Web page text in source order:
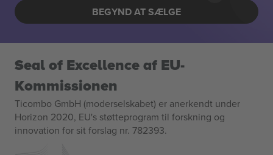
BEGYND AT SÆLGE
Seal of Excellence af EU-
Kommissionen
Ticombo GmbH (moderselskabet) er anerkendt under
Horizon 2020, EU's støtteprogram til forskning og
innovation for sit forslag nr. 782393.